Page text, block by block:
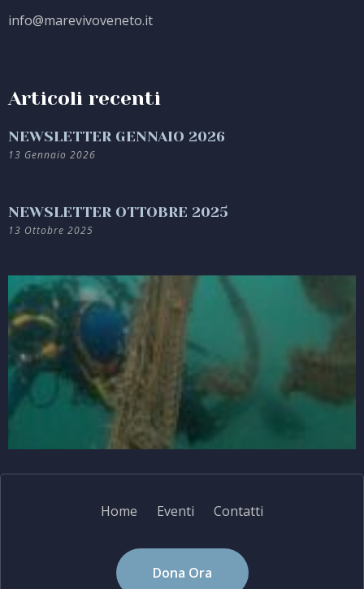
info@marevivoveneto.it
Articoli recenti
NEWSLETTER GENNAIO 2026
13 Gennaio 2026
NEWSLETTER OTTOBRE 2025
13 Ottobre 2025
Home Eventi Contatti
Dona Ora